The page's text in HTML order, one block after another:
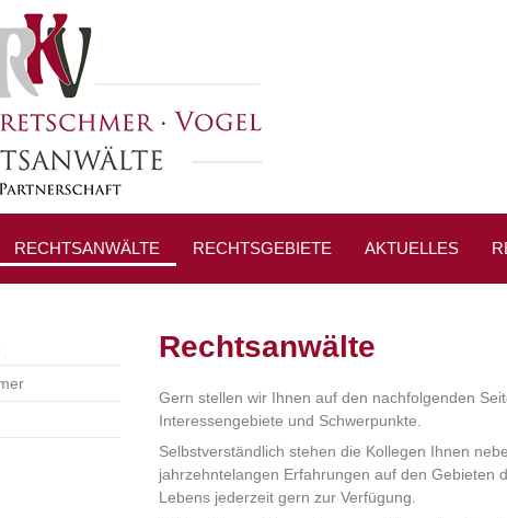
RECHTSANWÄLTE RECHTSGEBIETE AKTUELLES
Rechtsanwälte
Gern stellen wir Ihnen auf den nachfolgenden
Interessengebiete und Schwerpunkte.
Selbstverständlich stehen die Kollegen Ihnen
jahrzehntelangen Erfahrungen auf den Gebieten
Lebens jederzeit gern zur Verfügung.